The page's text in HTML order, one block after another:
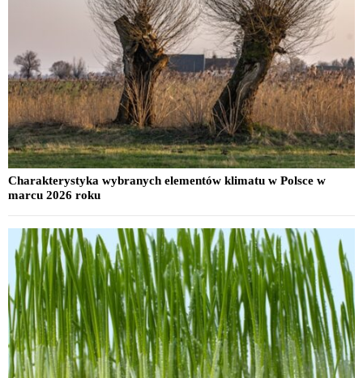
Charakterystyka wybranych elementów klimatu w Polsce w
marcu 2026 roku